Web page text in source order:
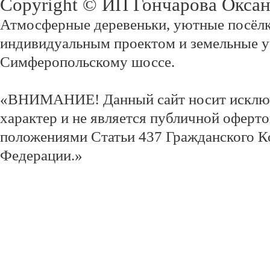
Copyright © ИП Гончарова
Атмосферные деревеньки, уютные
индивидуальным проектом и земельные
Симферопольскому шоссе.
«ВНИМАНИЕ! Данный сайт носит
характер и не является публичной
положениями Статьи 437 Гражданского
Федерации.»